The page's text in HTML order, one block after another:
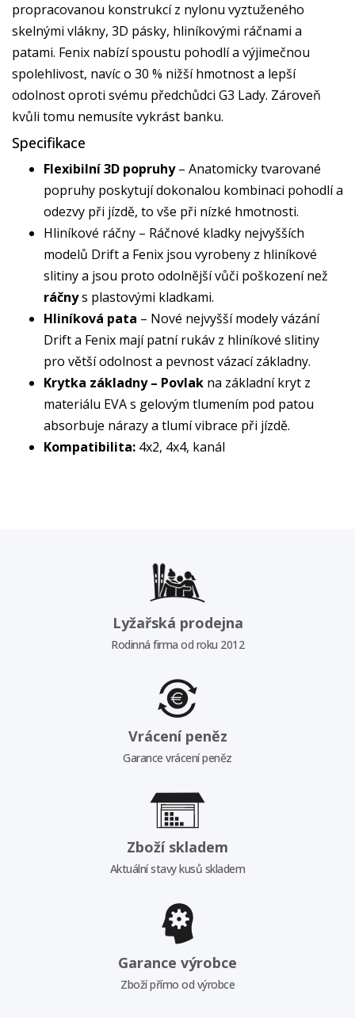
propracovanou konstrukcí z nylonu vyztuženého
skelnými vlákny, 3D pásky, hliníkovými ráčnami a
patami. Fenix nabízí spoustu pohodlí a výjimečnou
spolehlivost, navíc o 30 % nižší hmotnost a lepší
odolnost oproti svému předchůdci G3 Lady. Zároveň
kvůli tomu nemusíte vykrást banku.
Specifikace
Flexibilní 3D popruhy– Anatomicky tvarované
popruhy poskytují dokonalou kombinaci pohodlí a
odezvy při jízdě, to vše při nízké hmotnosti.
Hliníkové ráčny – Ráčnové kladky nejvyšších
modelů Drift a Fenix jsou vyrobeny z hliníkové
slitiny a jsou proto odolnější vůči poškození než
ráčnys plastovými kladkami.
Hliníková pata – Nové nejvyšší modely vázání
Drift a Fenix mají patní rukáv z hliníkové slitiny
pro větší odolnost a pevnost vázací základny.
Krytka základny – Povlak na základní kryt z
materiálu EVA s gelovým tlumením pod patou
absorbuje nárazy a tlumí vibrace při jízdě.
Kompatibilita: 4x2, 4x4, kanál
Lyžařská prodejna
Rodinná firma od roku 2012
Vrácení peněz
Garance vrácení peněz
Zboží skladem
Aktuální stavy kusů skladem
Garance výrobce
Zboží přímo od výrobce